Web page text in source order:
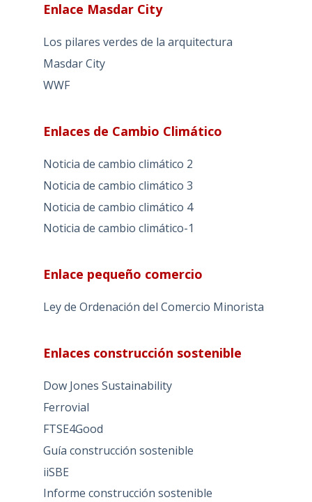
Enlace Masdar City
Los pilares verdes de la arquitectura
Masdar City
WWF
Enlaces de Cambio Climático
Noticia de cambio climático 2
Noticia de cambio climático 3
Noticia de cambio climático 4
Noticia de cambio climático-1
Enlace pequeño comercio
Ley de Ordenación del Comercio Minorista
Enlaces construcción sostenible
Dow Jones Sustainability
Ferrovial
FTSE4Good
Guía construcción sostenible
iiSBE
Informe construcción sostenible